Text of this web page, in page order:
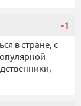
-1
в стране, с